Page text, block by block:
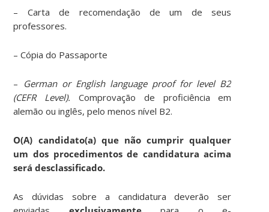
– Carta de recomendação de um de seus
professores.
– Cópia do Passaporte
– German or English language proof for level B2
(CEFR Level). Comprovação de proficiência em
alemão ou inglês, pelo menos nível B2.
O(A) candidato(a) que não cumprir qualquer
um dos procedimentos de candidatura acima
será desclassificado.
As dúvidas sobre a candidatura deverão ser